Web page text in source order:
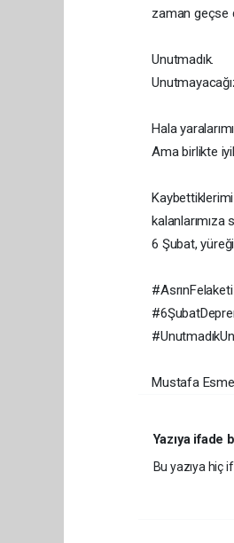
zaman geçse
Unutmadık.
Hala
Ama birlikte
kalanlarımıza
6 Şubat,
#AsrınFelaketi
Mustafa
Yazıya ifade
Bu yazıya hiç